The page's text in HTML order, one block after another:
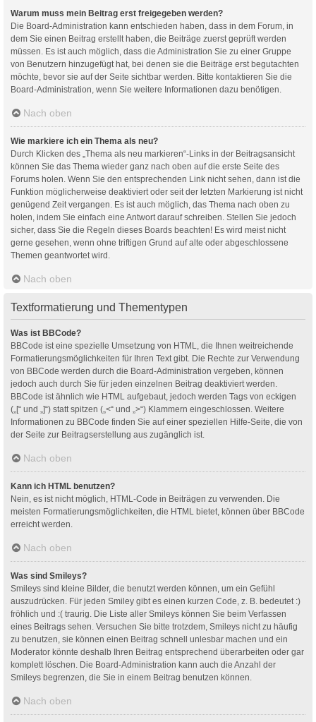
Warum muss mein Beitrag erst freigegeben werden?
Die Board-Administration kann entschieden haben, dass in dem Forum, in
dem Sie einen Beitrag erstellt haben, die Beiträge zuerst geprüft werden
müssen. Es ist auch möglich, dass die Administration Sie zu einer Gruppe
von Benutzern hinzugefügt hat, bei denen sie die Beiträge erst begutachten
möchte, bevor sie auf der Seite sichtbar werden. Bitte kontaktieren Sie die
Board-Administration, wenn Sie weitere Informationen dazu benötigen.
Nach oben
Wie markiere ich ein Thema als neu?
Durch Klicken des „Thema als neu markieren“-Links in der Beitragsansicht
können Sie das Thema wieder ganz nach oben auf die erste Seite des
Forums holen. Wenn Sie den entsprechenden Link nicht sehen, dann ist die
Funktion möglicherweise deaktiviert oder seit der letzten Markierung ist nicht
genügend Zeit vergangen. Es ist auch möglich, das Thema nach oben zu
holen, indem Sie einfach eine Antwort darauf schreiben. Stellen Sie jedoch
sicher, dass Sie die Regeln dieses Boards beachten! Es wird meist nicht
gerne gesehen, wenn ohne triftigen Grund auf alte oder abgeschlossene
Themen geantwortet wird.
Nach oben
Textformatierung und Thementypen
Was ist BBCode?
BBCode ist eine spezielle Umsetzung von HTML, die Ihnen weitreichende
Formatierungsmöglichkeiten für Ihren Text gibt. Die Rechte zur Verwendung
von BBCode werden durch die Board-Administration vergeben, können
jedoch auch durch Sie für jeden einzelnen Beitrag deaktiviert werden.
BBCode ist ähnlich wie HTML aufgebaut, jedoch werden Tags von eckigen
(„[“ und „]“) statt spitzen („<“ und „>“) Klammern eingeschlossen. Weitere
Informationen zu BBCode finden Sie auf einer speziellen Hilfe-Seite, die von
der Seite zur Beitragserstellung aus zugänglich ist.
Nach oben
Kann ich HTML benutzen?
Nein, es ist nicht möglich, HTML-Code in Beiträgen zu verwenden. Die
meisten Formatierungsmöglichkeiten, die HTML bietet, können über BBCode
erreicht werden.
Nach oben
Was sind Smileys?
Smileys sind kleine Bilder, die benutzt werden können, um ein Gefühl
auszudrücken. Für jeden Smiley gibt es einen kurzen Code, z. B. bedeutet :)
fröhlich und :( traurig. Die Liste aller Smileys können Sie beim Verfassen
eines Beitrags sehen. Versuchen Sie bitte trotzdem, Smileys nicht zu häufig
zu benutzen, sie können einen Beitrag schnell unlesbar machen und ein
Moderator könnte deshalb Ihren Beitrag entsprechend überarbeiten oder gar
komplett löschen. Die Board-Administration kann auch die Anzahl der
Smileys begrenzen, die Sie in einem Beitrag benutzen können.
Nach oben